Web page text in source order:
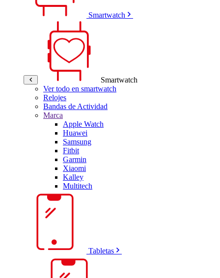
Smartwatch
Smartwatch
Ver todo en smartwatch
Relojes
Bandas de Actividad
Marca
Apple Watch
Huawei
Samsung
Fitbit
Garmin
Xiaomi
Kalley
Multitech
Tabletas